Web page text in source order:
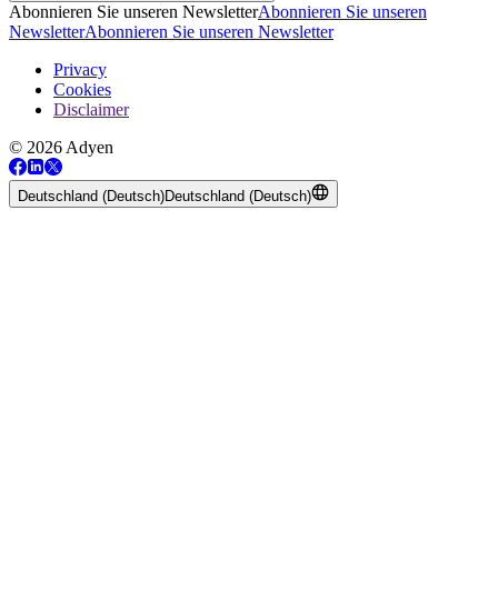
Abonnieren Sie unseren NewsletterAbonnieren Sie unseren
NewsletterAbonnieren Sie unseren Newsletter
Privacy
Cookies
Disclaimer
© 2026 Adyen
Deutschland (Deutsch)Deutschland (Deutsch)